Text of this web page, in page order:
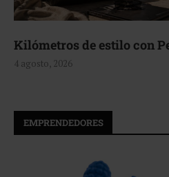
Aerie, texturas que fluyen
4 agosto, 2026
EMPRENDEDORES